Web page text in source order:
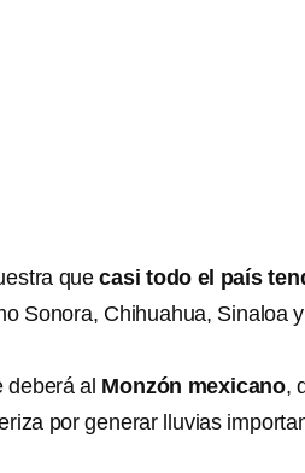
que casi todo el país
Sonora, Chihuahua, Sinaloa y
al Monzón mexicano,
por generar lluvias